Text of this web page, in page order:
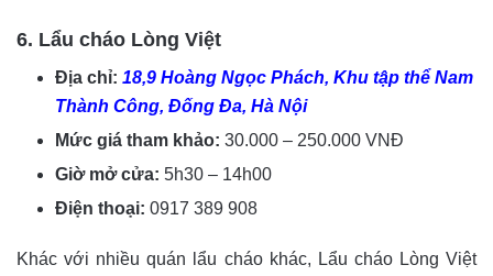
6. Lẩu cháo Lòng Việt
Địa chỉ: 18,9 Hoàng Ngọc Phách, Khu tập thể Nam
Thành Công, Đống Đa, Hà Nội
Mức giá tham khảo: 30.000 – 250.000 VNĐ
Giờ mở cửa: 5h30 – 14h00
Điện thoại: 0917 389 908
Khác với nhiều quán lẩu cháo khác, Lẩu cháo Lòng Việt